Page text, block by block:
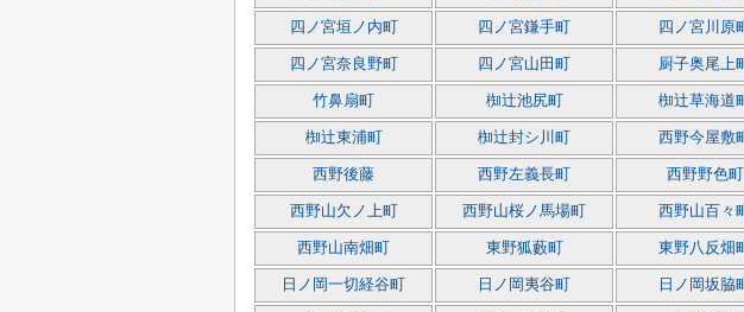
四ノ宮垣ノ内町 四ノ宮鎌手町 四ノ宮川原町
四ノ宮奈良野町 四ノ宮山田町 厨子奥尾上町
竹鼻扇町 椥辻池尻町 椥辻草海道町
椥辻東浦町 椥辻封シ川町 西野今屋敷町
西野後藤 西野左義長町 西野野色町
西野山欠ノ上町 西野山桜ノ馬場町 西野山百々町
西野山南畑町 東野狐藪町 東野八反畑町
日ノ岡一切経谷町 日ノ岡夷谷町 日ノ岡坂脇町